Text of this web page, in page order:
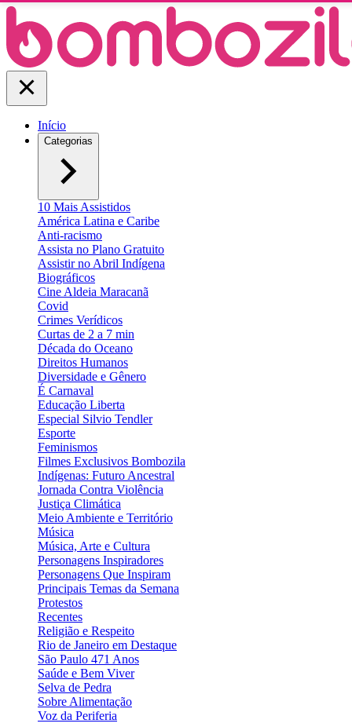
Início
Categorias
10 Mais Assistidos
América Latina e Caribe
Anti-racismo
Assista no Plano Gratuito
Assistir no Abril Indígena
Biográficos
Cine Aldeia Maracanã
Covid
Crimes Verídicos
Curtas de 2 a 7 min
Década do Oceano
Direitos Humanos
Diversidade e Gênero
É Carnaval
Educação Liberta
Especial Silvio Tendler
Esporte
Feminismos
Filmes Exclusivos Bombozila
Indígenas: Futuro Ancestral
Jornada Contra Violência
Justiça Climática
Meio Ambiente e Território
Música
Música, Arte e Cultura
Personagens Inspiradores
Personagens Que Inspiram
Principais Temas da Semana
Protestos
Recentes
Religião e Respeito
Rio de Janeiro em Destaque
São Paulo 471 Anos
Saúde e Bem Viver
Selva de Pedra
Sobre Alimentação
Voz da Periferia